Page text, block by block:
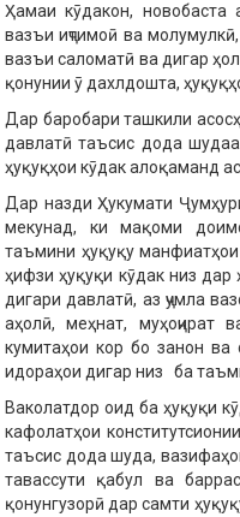
Ҳамаи кӯдакон, новобаста
вазъи иҷтимоӣ ва
вазъи саломатӣ ва дигар
қонунии ӯ дахлдошта,
Дар баробари ташкили
давлатӣ таъсис дода
ҳуқуқҳои кӯдак алоқаманд
Дар назди Ҳукумати
мекунад, ки мақоми
таъмини ҳуқуқу
ҳифзи ҳуқуқи кӯдак низ
дигари давлатӣ, аз ҷумла
аҳолӣ, меҳнат, муҳоҷират
кумитаҳои кор бо занон ва
идораҳои дигар низ ба
Ваколатдор оид ба ҳуқуқи
кафолатҳои
таъсис дода шуда,
тавассути қабул ва
қонунгузорӣ дар самти